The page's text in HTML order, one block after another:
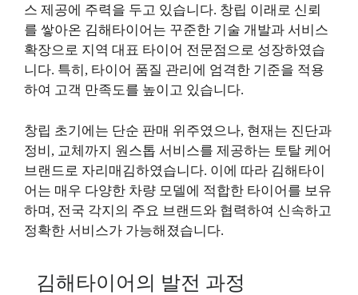
스 제공에 주력을 두고 있습니다. 창립 이래로 신뢰
를 쌓아온 김해타이어는 꾸준한 기술 개발과 서비스
확장으로 지역 대표 타이어 전문점으로 성장하였습
니다. 특히, 타이어 품질 관리에 엄격한 기준을 적용
하여 고객 만족도를 높이고 있습니다.
창립 초기에는 단순 판매 위주였으나, 현재는 진단과
정비, 교체까지 원스톱 서비스를 제공하는 토탈 케어
브랜드로 자리매김하였습니다. 이에 따라 김해타이
어는 매우 다양한 차량 모델에 적합한 타이어를 보유
하며, 전국 각지의 주요 브랜드와 협력하여 신속하고
정확한 서비스가 가능해졌습니다.
김해타이어의 발전 과정